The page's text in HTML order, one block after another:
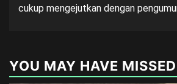
cukup mengejutkan dengan
YOU MAY HAVE MISSED